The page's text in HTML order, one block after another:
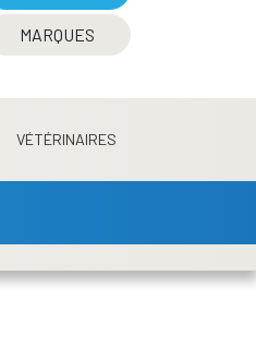
MARQUES
VÉTÉRINAIRES